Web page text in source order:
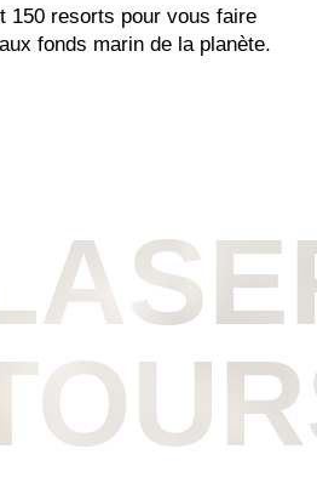
150 resorts pour vous faire
fonds marin de la planète.